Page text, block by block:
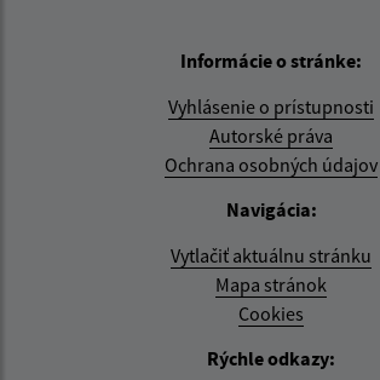
Informácie o stránke:
Vyhlásenie o prístupnosti
Autorské práva
Ochrana osobných údajov
Navigácia:
Vytlačiť aktuálnu stránku
Mapa stránok
Cookies
Rýchle odkazy: